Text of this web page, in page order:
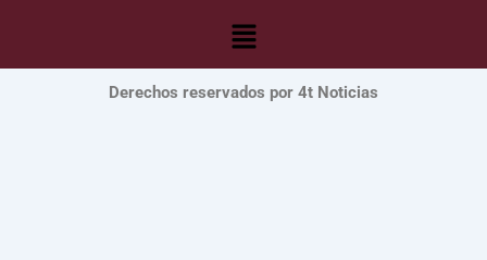
Menú
Derechos reservados por 4t Noticias